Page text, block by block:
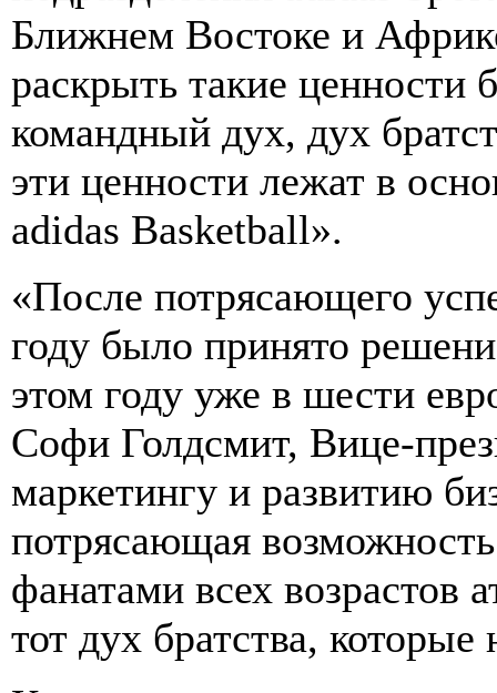
Ближнем Востоке и
раскрыть такие ценности
командный дух, дух
эти ценности лежат в
adidas Basketball».
«После потрясающего
году было принято
этом году уже в шести
Софи Голдсмит, Вице-
маркетингу и развитию
потрясающая
фанатами всех возрастов
тот дух братства, которые